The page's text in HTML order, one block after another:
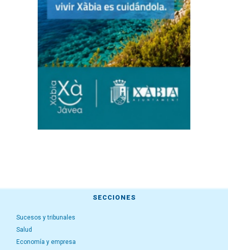
SECCIONES
Sucesos y tribunales
Salud
Economía y empresa